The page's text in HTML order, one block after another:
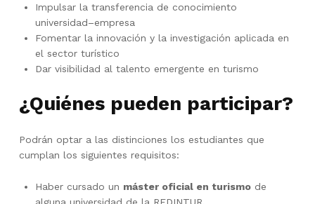
Impulsar la transferencia de conocimiento
universidad–empresa
Fomentar la innovación y la investigación aplicada en
el sector turístico
Dar visibilidad al talento emergente en turismo
¿Quiénes pueden participar?
Podrán optar a las distinciones los estudiantes que
cumplan los siguientes requisitos:
Haber cursado un máster oficial en turismode
alguna universidad de la REDINTUR.